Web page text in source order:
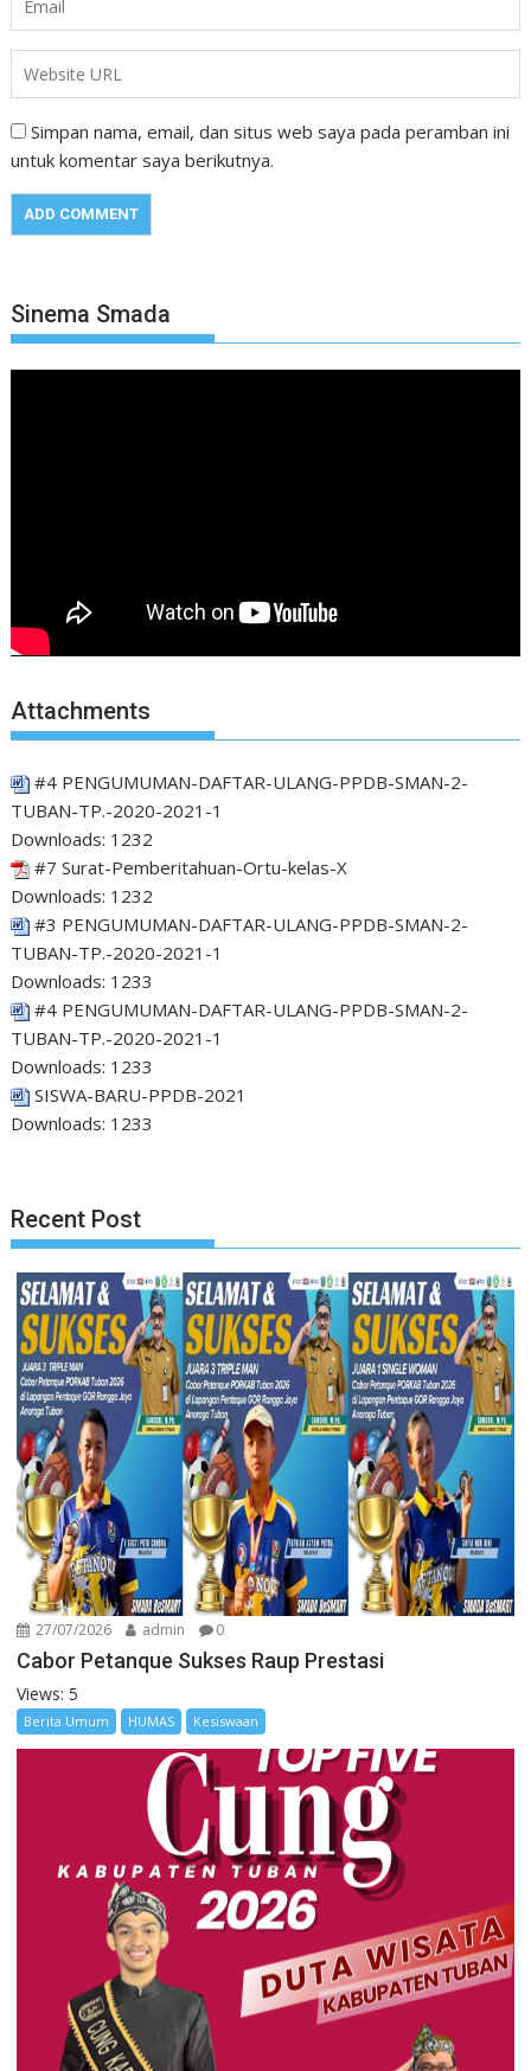
Simpan nama, email, dan situs web saya pada peramban ini
untuk komentar saya berikutnya.
Sinema Smada
Attachments
#4 PENGUMUMAN-DAFTAR-ULANG-PPDB-SMAN-2-
TUBAN-TP.-2020-2021-1
Downloads: 1232
#7 Surat-Pemberitahuan-Ortu-kelas-X
Downloads: 1232
#3 PENGUMUMAN-DAFTAR-ULANG-PPDB-SMAN-2-
TUBAN-TP.-2020-2021-1
Downloads: 1233
#4 PENGUMUMAN-DAFTAR-ULANG-PPDB-SMAN-2-
TUBAN-TP.-2020-2021-1
Downloads: 1233
SISWA-BARU-PPDB-2021
Downloads: 1233
Recent Post
27/07/2026 admin 0
Cabor Petanque Sukses Raup Prestasi
Views: 5
Berita Umum HUMAS Kesiswaan